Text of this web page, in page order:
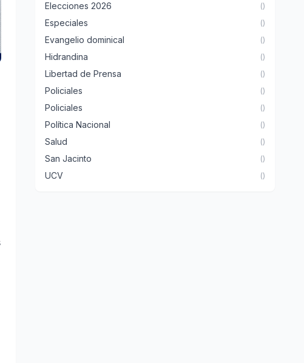
Elecciones 2026 ()
Especiales ()
Evangelio dominical ()
Hidrandina ()
Libertad de Prensa ()
Policiales ()
Policiales ()
Política Nacional ()
Salud ()
San Jacinto ()
UCV ()